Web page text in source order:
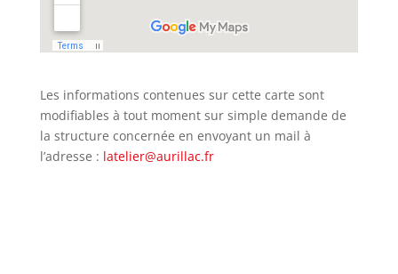
Les informations contenues sur cette carte sont
modifiables à tout moment sur simple demande de
la structure concernée en envoyant un mail à
l’adresse : latelier@aurillac.fr